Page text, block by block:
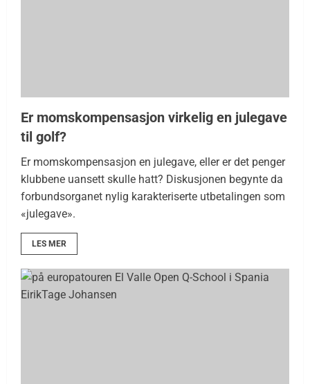
Er momskompensasjon virkelig en julegave
til golf?
Er momskompensasjon en julegave, eller er det penger
klubbene uansett skulle hatt? Diskusjonen begynte da
forbundsorganet nylig karakteriserte utbetalingen som
«julegave».
LES MER